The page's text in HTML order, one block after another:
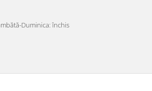
Duminica: închis